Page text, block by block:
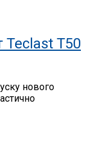
T50
нового